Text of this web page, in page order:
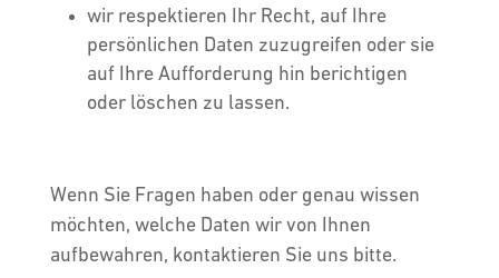
wir respektieren Ihr Recht, auf Ihre
persönlichen Daten zuzugreifen oder sie
auf Ihre Aufforderung hin berichtigen
oder löschen zu lassen.
Wenn Sie Fragen haben oder genau wissen
möchten, welche Daten wir von Ihnen
aufbewahren, kontaktieren Sie uns bitte.